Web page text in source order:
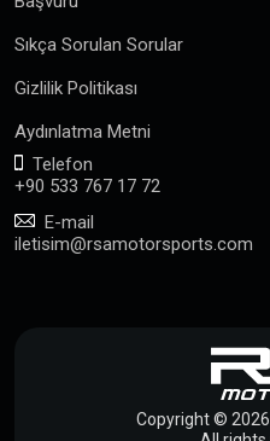
Sıkça Sorulan Sorular
Gizlilik Politikası
Aydınlatma Metni
Telefon
+90 533 767 17 72
E-mail
iletisim@rsamotorsports.com
Copyright ©